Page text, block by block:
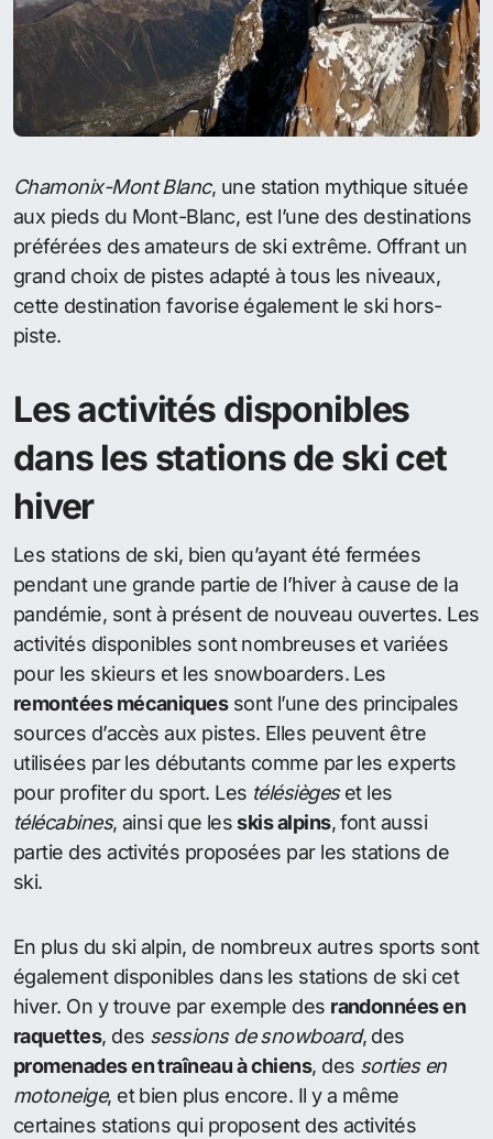
Chamonix-Mont Blanc, une station mythique située
aux pieds du Mont-Blanc, est l’une des destinations
préférées des amateurs de ski extrême. Offrant un
grand choix de pistes adapté à tous les niveaux,
cette destination favorise également le ski hors-
piste.
Les activités disponibles
dans les stations de ski cet
hiver
Les stations de ski, bien qu’ayant été fermées
pendant une grande partie de l’hiver à cause de la
pandémie, sont à présent de nouveau ouvertes. Les
activités disponibles sont nombreuses et variées
pour les skieurs et les snowboarders. Les
remontées mécaniquessont l’une des principales
sources d’accès aux pistes. Elles peuvent être
utilisées par les débutants comme par les experts
pour profiter du sport. Les télésiègeset les
télécabines, ainsi que lesskis alpins, font aussi
partie des activités proposées par les stations de
ski.
En plus du ski alpin, de nombreux autres sports sont
également disponibles dans les stations de ski cet
hiver. On y trouve par exemple des randonnées en
raquettes, des sessions de snowboard, des
promenades en traîneau à chiens, des sorties en
motoneige, et bien plus encore. Il y a même
certaines stations qui proposent des activités